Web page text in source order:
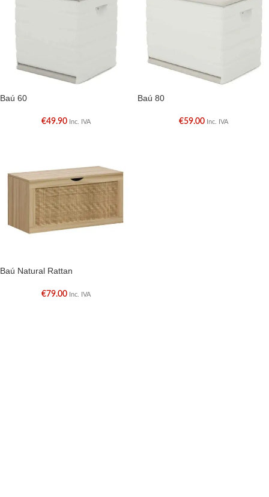
Baú 60
€49.90 Inc. IVA
Baú 80
€59.00 Inc. IVA
Baú Natural Rattan
€79.00 Inc. IVA